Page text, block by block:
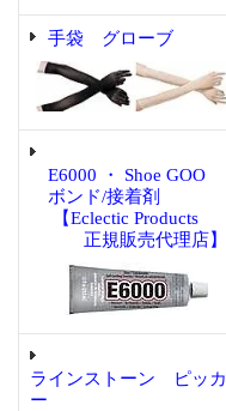
手袋 グローブ
E6000 ・ Shoe GOO
ボンド/接着剤
【Eclectic Products
正規販売代理店】
ラインストーン ピッカ
ー